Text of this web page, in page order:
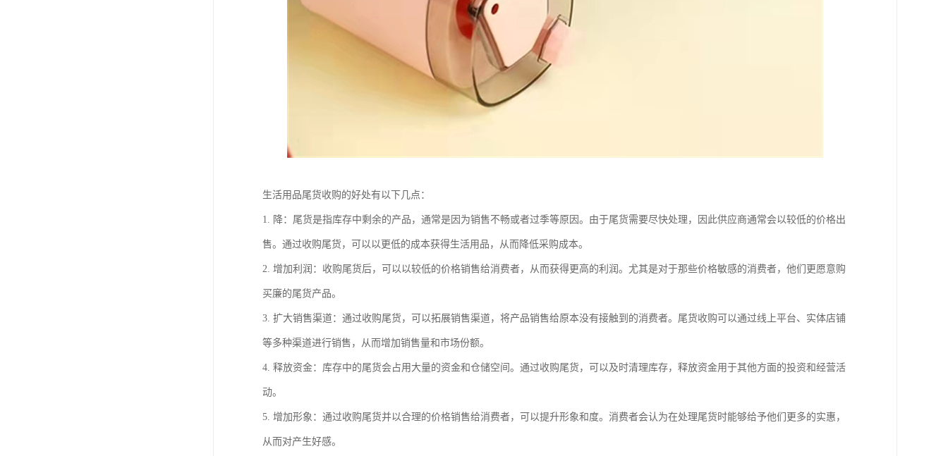
生活用品尾货收购的好处有以下几点：
1. 降：尾货是指库存中剩余的产品，通常是因为销售不畅或者过季等原因。由于尾货需要尽快处理，因此供应商通常会以较低的价格出
售。通过收购尾货，可以以更低的成本获得生活用品，从而降低采购成本。
2. 增加利润：收购尾货后，可以以较低的价格销售给消费者，从而获得更高的利润。尤其是对于那些价格敏感的消费者，他们更愿意购
买廉的尾货产品。
3. 扩大销售渠道：通过收购尾货，可以拓展销售渠道，将产品销售给原本没有接触到的消费者。尾货收购可以通过线上平台、实体店铺
等多种渠道进行销售，从而增加销售量和市场份额。
4. 释放资金：库存中的尾货会占用大量的资金和仓储空间。通过收购尾货，可以及时清理库存，释放资金用于其他方面的投资和经营活
动。
5. 增加形象：通过收购尾货并以合理的价格销售给消费者，可以提升形象和度。消费者会认为在处理尾货时能够给予他们更多的实惠，
从而对产生好感。